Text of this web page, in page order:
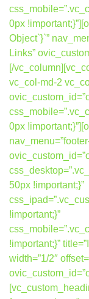
0px
Object`}`”
Links”
[/
vc_col-md-2
0px
50px !important;}”
!important;}”
!important;}”
width=”1/2″